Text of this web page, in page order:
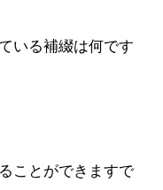
いる補綴は何です
ことができますで